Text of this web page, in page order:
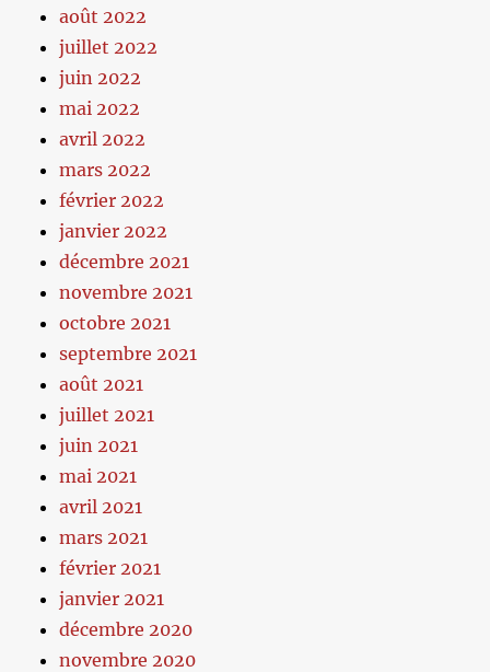
août 2022
juillet 2022
juin 2022
mai 2022
avril 2022
mars 2022
février 2022
janvier 2022
décembre 2021
novembre 2021
octobre 2021
septembre 2021
août 2021
juillet 2021
juin 2021
mai 2021
avril 2021
mars 2021
février 2021
janvier 2021
décembre 2020
novembre 2020